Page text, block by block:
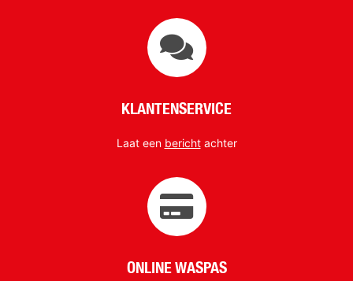
KLANTENSERVICE
Laat een berichtachter
ONLINE WASPAS